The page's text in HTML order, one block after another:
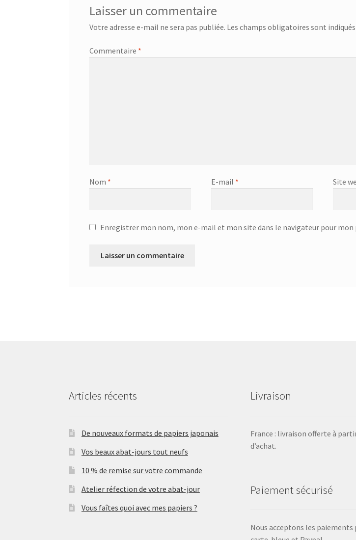
Laisser un commentaire
Votre adresse e-mail ne sera pas publiée. Les champs obligatoires sont indiqués
Commentaire *
Nom * E-mail * Site
Enregistrer mon nom, mon e-mail et mon site dans le navigateur pour
Articles récents
De nouveaux formats de papiers japonais
Vos beaux abat-jours tout neufs
10 % de remise sur votre commande
Atelier réfection de votre abat-jour
Vous faîtes quoi avec mes papiers ?
Livraison
France : livraison offerte à
d’achat.
Paiement sécurisé
Nous acceptons les paiements